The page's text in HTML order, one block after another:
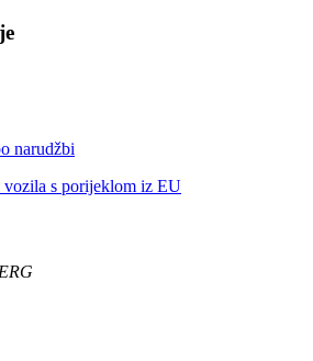
narudžbi
vozila s porijeklom iz EU